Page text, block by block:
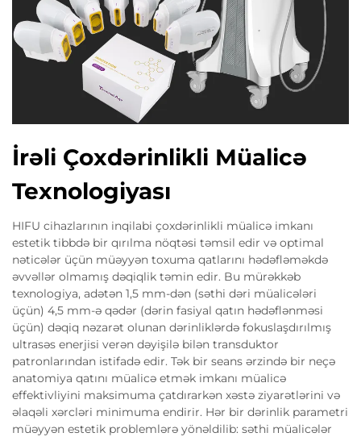
İrəli Çoxdərinlikli Müalicə
Texnologiyası
HIFU cihazlarının inqilabi çoxdərinlikli müalicə imkanı
estetik tibbdə bir qırılma nöqtəsi təmsil edir və optimal
nəticələr üçün müəyyən toxuma qatlarını hədəfləməkdə
əvvəllər olmamış dəqiqlik təmin edir. Bu mürəkkəb
texnologiya, adətən 1,5 mm-dən (səthi dəri müalicələri
üçün) 4,5 mm-ə qədər (dərin fasiyal qatın hədəflənməsi
üçün) dəqiq nəzarət olunan dərinliklərdə fokuslaşdırılmış
ultrasəs enerjisi verən dəyişilə bilən transduktor
patronlarından istifadə edir. Tək bir seans ərzində bir neçə
anatomiya qatını müalicə etmək imkanı müalicə
effektivliyini maksimuma çatdırarkən xəstə ziyarətlərini və
əlaqəli xərcləri minimuma endirir. Hər bir dərinlik parametri
müəyyən estetik problemlərə yönəldilib: səthi müalicələr